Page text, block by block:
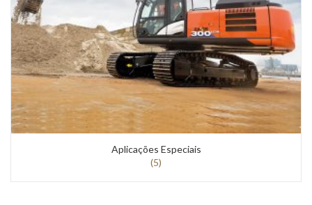
Aplicações Especiais
(5)